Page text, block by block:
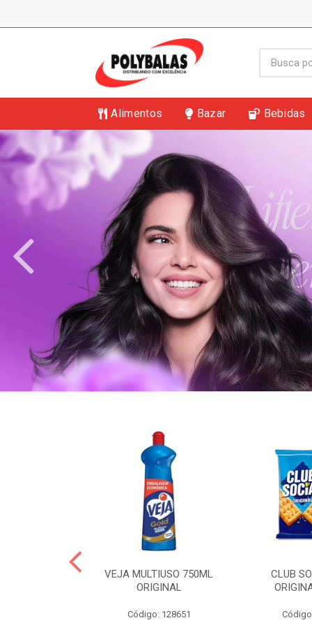
Alimentos Bazar Bebidas
VEJA MULTIUSO 750ML
ORIGINAL
Código: 128651
CLUB